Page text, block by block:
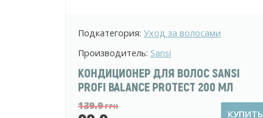
Подкатегория: Уход за волосами
Производитель: Sansi
КОНДИЦИОНЕР ДЛЯ ВОЛОС SANSI
PROFI BALANCE PROTECT 200 МЛ
139.9ГРН
КУПИТЬ